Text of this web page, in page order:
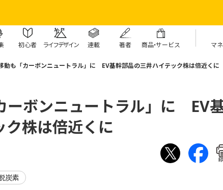
初心者 ライフデザイン 連載 著者 商品・サービス マ
動も「カーボンニュートラル」に EV基幹部品の三井ハイテック株は倍近くに
ーボンニュートラル」に EV
ク株は倍近くに
炭素